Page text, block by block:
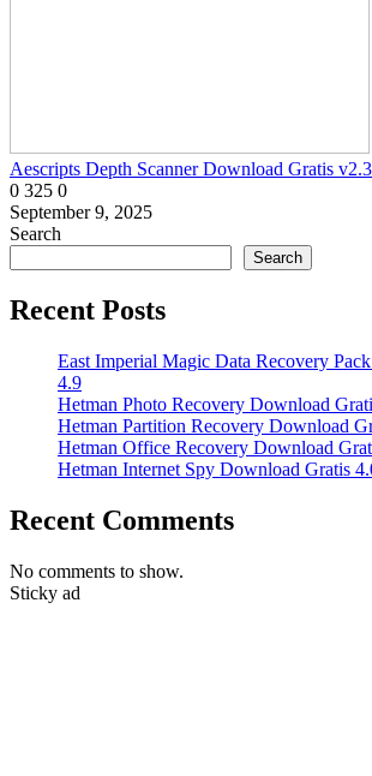
Aescripts Depth Scanner Download Gratis
0 325 0
September 9, 2025
Search
Search
Recent Posts
East Imperial Magic Data Recovery
4.9
Hetman Photo Recovery Download
Hetman Partition Recovery Download
Hetman Office Recovery Download
Hetman Internet Spy Download Gratis
Recent Comments
No comments to show.
Sticky ad